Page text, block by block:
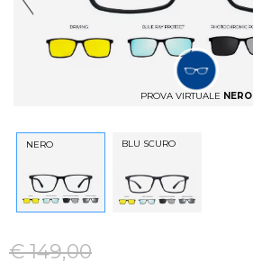
PROVA VIRTUALE NERO
NERO BLU SCURO
€ 149,00